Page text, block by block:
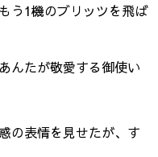
う1機のブリッツを飛ば
んたが敬愛する御使い
の表情を見せたが、す